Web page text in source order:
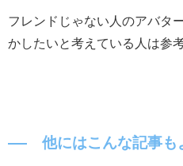
フレンドじゃない人のアバタ
かしたいと考えている人は参
他にはこんな記事